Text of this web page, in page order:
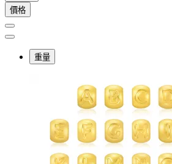
價格
重量